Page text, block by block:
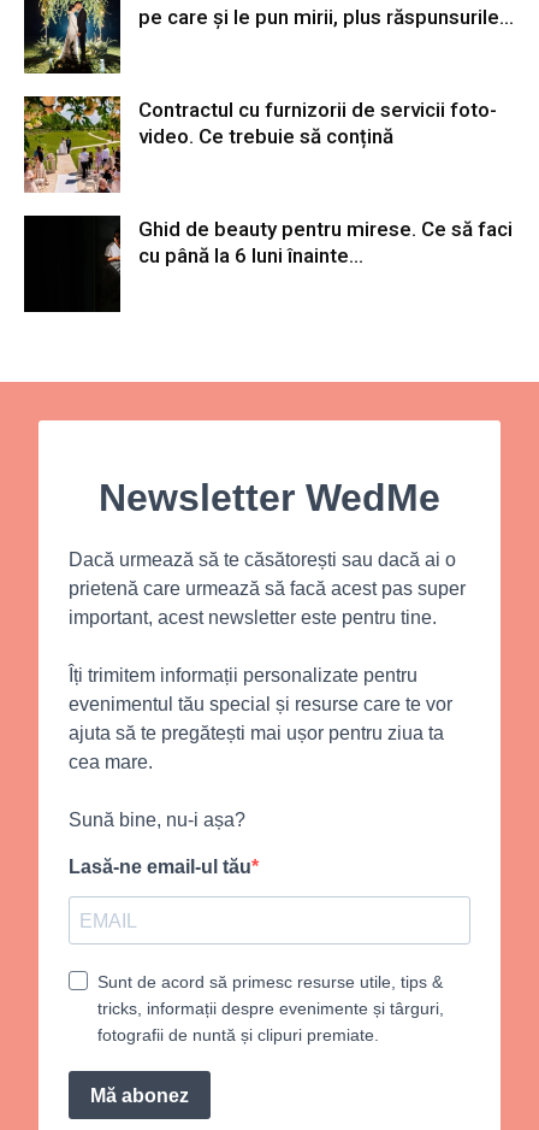
pe care și le pun mirii, plus răspunsurile...
Contractul cu furnizorii de servicii foto-
video. Ce trebuie să conțină
Ghid de beauty pentru mirese. Ce să faci
cu până la 6 luni înainte...
Newsletter WedMe
Dacă urmează să te căsătorești sau dacă ai o
prietenă care urmează să facă acest pas super
important, acest newsletter este pentru tine.
Îți trimitem informații personalizate pentru
evenimentul tău special și resurse care te vor
ajuta să te pregătești mai ușor pentru ziua ta
cea mare.
Sună bine, nu-i așa?
Lasă-ne email-ul tău
Sunt de acord să primesc resurse utile, tips &
tricks, informații despre evenimente și târguri,
fotografii de nuntă și clipuri premiate.
Mă abonez